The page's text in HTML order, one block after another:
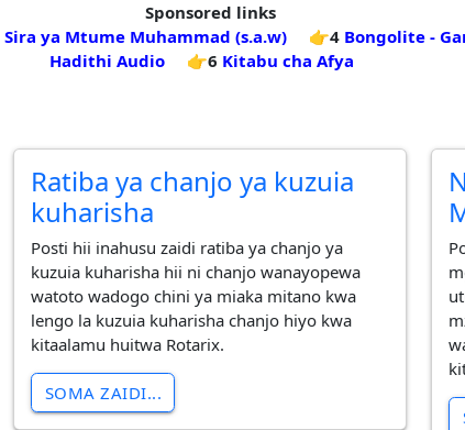
Sponsored links
Sira ya Mtume Muhammad (s.a.w) 👉4 Bongolite -
Hadithi Audio
👉6 Kitabu cha Afya
Ratiba ya chanjo ya kuzuia
kuharisha
Posti hii inahusu zaidi ratiba ya chanjo ya
kuzuia kuharisha hii ni chanjo wanayopewa
watoto wadogo chini ya miaka mitano kwa
lengo la kuzuia kuharisha chanjo hiyo kwa
kitaalamu huitwa Rotarix.
SOMA ZAIDI...